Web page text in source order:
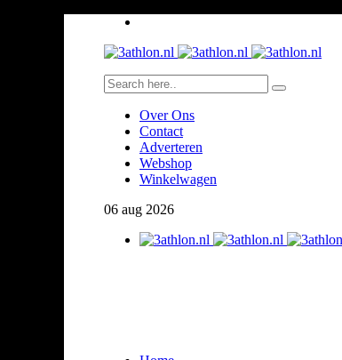
Over Ons
Contact
Adverteren
Webshop
Winkelwagen
06 aug 2026